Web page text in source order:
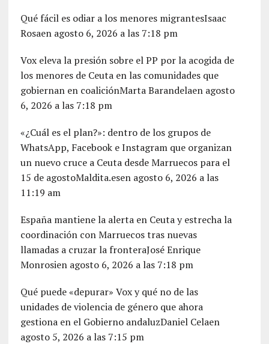
Qué fácil es odiar a los menores migrantesIsaac
Rosaen agosto 6, 2026 a las 7:18 pm
Vox eleva la presión sobre el PP por la acogida de
los menores de Ceuta en las comunidades que
gobiernan en coaliciónMarta Barandelaen agosto
6, 2026 a las 7:18 pm
«¿Cuál es el plan?»: dentro de los grupos de
WhatsApp, Facebook e Instagram que organizan
un nuevo cruce a Ceuta desde Marruecos para el
15 de agostoMaldita.esen agosto 6, 2026 a las
11:19 am
España mantiene la alerta en Ceuta y estrecha la
coordinación con Marruecos tras nuevas
llamadas a cruzar la fronteraJosé Enrique
Monrosien agosto 6, 2026 a las 7:18 pm
Qué puede «depurar» Vox y qué no de las
unidades de violencia de género que ahora
gestiona en el Gobierno andaluzDaniel Celaen
agosto 5, 2026 a las 7:15 pm